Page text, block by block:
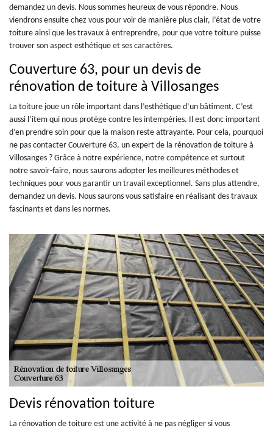
demandez un devis. Nous sommes heureux de vous répondre. Nous
viendrons ensuite chez vous pour voir de manière plus clair, l’état de votre
toiture ainsi que les travaux à entreprendre, pour que votre toiture puisse
trouver son aspect esthétique et ses caractères.
Couverture 63, pour un devis de
rénovation de toiture à Villosanges
La toiture joue un rôle important dans l’esthétique d’un bâtiment. C’est
aussi l’item qui nous protège contre les intempéries. Il est donc important
d’en prendre soin pour que la maison reste attrayante. Pour cela, pourquoi
ne pas contacter Couverture 63, un expert de la rénovation de toiture à
Villosanges ? Grâce à notre expérience, notre compétence et surtout
notre savoir-faire, nous saurons adopter les meilleures méthodes et
techniques pour vous garantir un travail exceptionnel. Sans plus attendre,
demandez un devis. Nous saurons vous satisfaire en réalisant des travaux
fascinants et dans les normes.
Devis rénovation toiture
La rénovation de toiture est une activité à ne pas négliger si vous